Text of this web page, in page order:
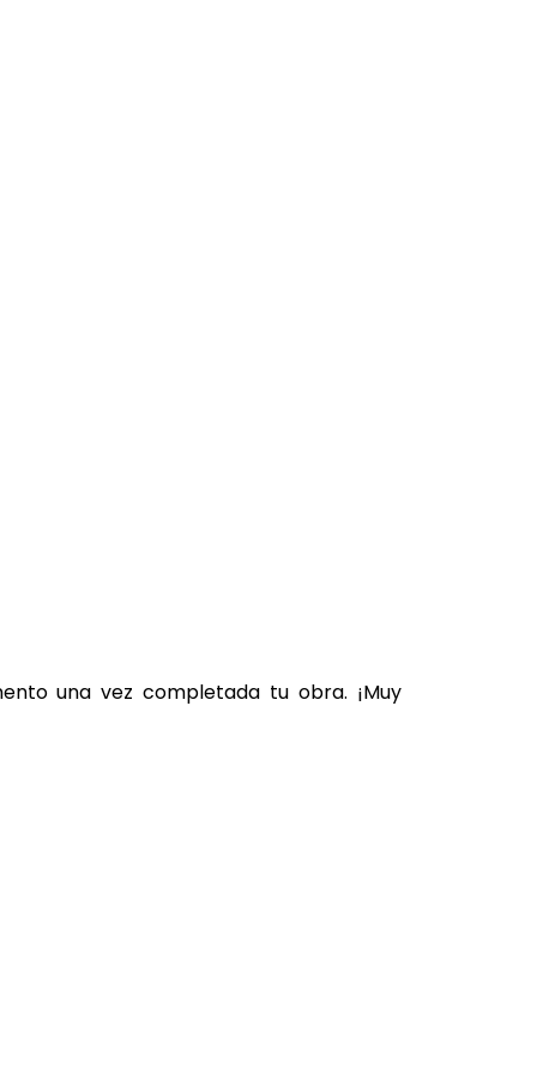
una vez completada tu obra. ¡Muy